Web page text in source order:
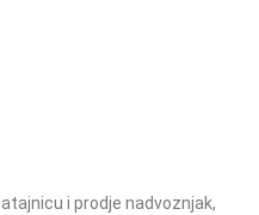
i prodje nadvoznjak,